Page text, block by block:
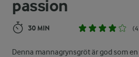
passion
30 MIN
Denna mannagrynsgröt är god som en